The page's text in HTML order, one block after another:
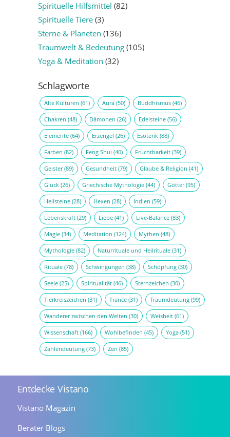
Spirituelle Hilfsmittel (82)
Spirituelle Tiere(3)
Sterne & Planeten (136)
Traumwelt & Bedeutung(105)
Yoga & Meditation (32)
Schlagworte
Alte Kulturen (61) Aura(50) Buddhismus(46)
Chakren (48) Dämonen (26) Edelsteine(56)
Elemente(64) Erzengel (26) Esoterik(88)
Farben (82) Feng Shui (40) Fruchtbarkeit(39)
Geister(89) Gesundheit(79) Glaube & Religion (41)
Glück(26) Griechische Mythologie(44) Götter(95)
Heilsteine(28) Hexen (28) Indien (59)
Lebenskraft(29) Liebe(41) Live-Balance(83)
Magie(34) Meditation (124) Mythen (48)
Mythologie(82) Naturrituale und Heilrituale(31)
Rituale(78) Schwingungen (38) Schöpfung(30)
Seele(25) Spiritualität(46) Sternzeichen (30)
Tierkreiszeichen (31) Trance(31) Traumdeutung(99)
Wanderer zwischen den Welten (30) Weisheit(61)
Wissenschaft(166) Wohlbefinden (45) Yoga(51)
Zahlendeutung(73) Zen (85)
Entdecke Vistano
Vistano Magazin
Berater Blogs